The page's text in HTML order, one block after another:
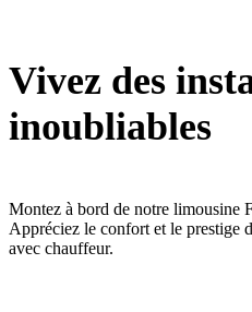
Vivez des
inoubliables
Montez à bord de notre limousine
Appréciez le confort et le prestige
avec chauffeur.